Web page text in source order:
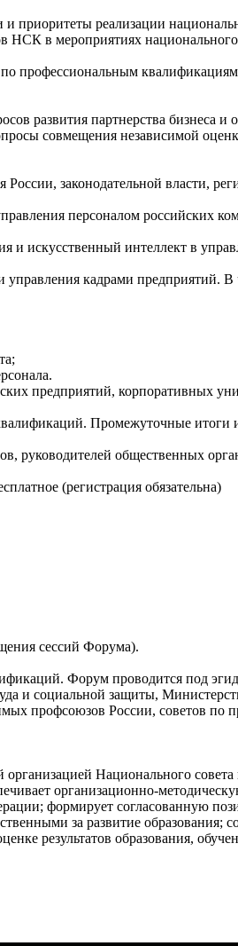
приоритеты реализации
НСК в мероприятиях
профессиональным
развития партнерства
совмещения независимой
законодательной власти,
персоналом российских
искусственный интеллект в
кадрами предприятий. В
предприятий, корпоративных
Промежуточные
руководителей общественных
(регистрация обязательна)
сессий Форума).
Форум проводится под
и социальной защиты,
профсоюзов России, советов по
Национального
организационно-
формирует согласованную
за развитие
результатов образования,